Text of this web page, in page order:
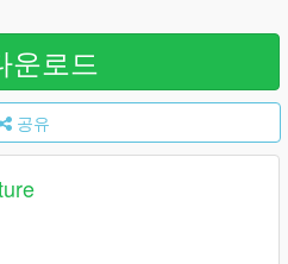
운로드
공유